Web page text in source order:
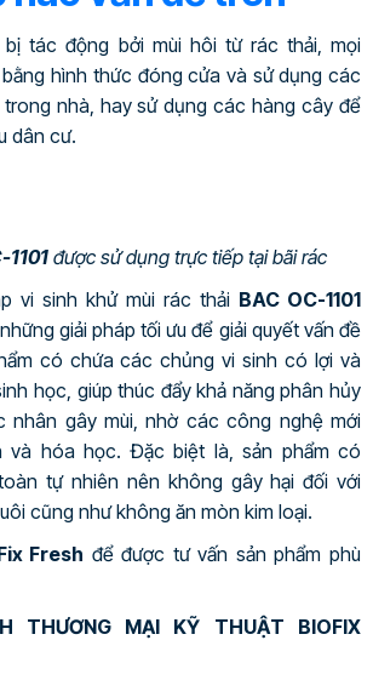
tác động bởi mùi hôi từ rác thải, mọi
hình thức đóng cửa và sử dụng các
trong nhà, hay sử dụng các hàng cây để
dân cư.
1101 được sử dụng trực tiếp tại bãi rác
vi sinh khử mùi rác thải BAC OC-1101
giải pháp tối ưu để giải quyết vấn đề
có chứa các chủng vi sinh có lợi và
học, giúp thúc đẩy khả năng phân hủy
nhân gây mùi, nhờ các công nghệ mới
và hóa học. Đặc biệt là, sản phẩm có
tự nhiên nên không gây hại đối với
cũng như không ăn mòn kim loại.
Fresh để được tư vấn sản phẩm phù
THƯƠNG MẠI KỸ THUẬT BIOFIX